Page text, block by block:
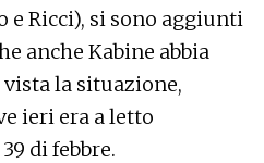
e Ricci), si sono aggiunti
anche Kabine abbia
la situazione,
ieri era a letto
di febbre.